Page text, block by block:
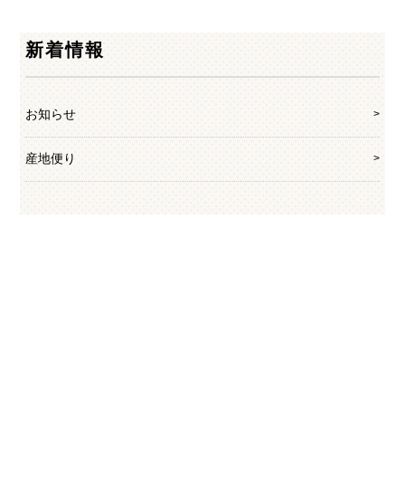
新着情報
お知らせ
産地便り